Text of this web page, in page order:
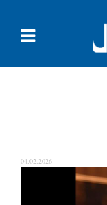
04.02.2026